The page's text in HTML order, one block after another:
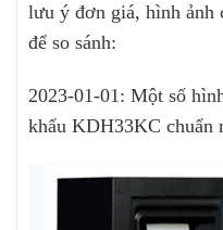
lưu ý đơn giá, hình ảnh
để so sánh:
2023-01-01: Một số
khẩu KDH33KC chuẩn